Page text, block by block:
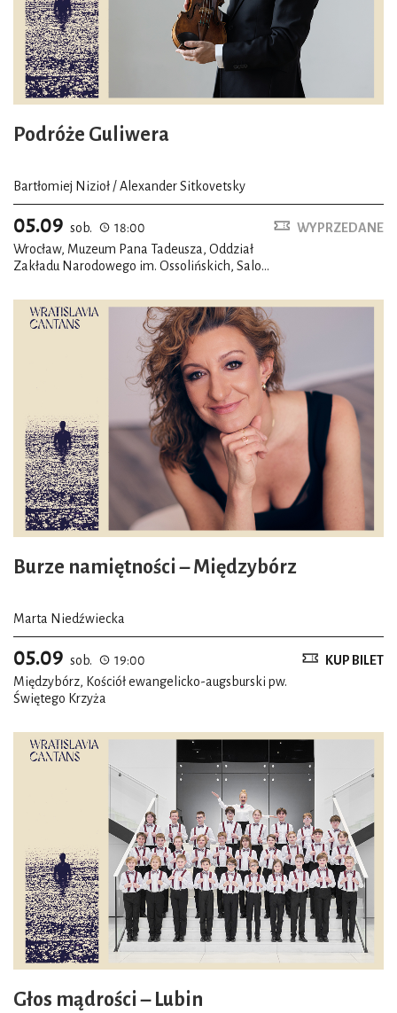
Podróże Guliwera
Bartłomiej Nizioł / Alexander Sitkovetsky
05.09 sob.
18:00
Wrocław, Muzeum Pana Tadeusza, Oddział
Zakładu Narodowego im. Ossolińskich, Salon
WYPRZEDANE
Burze namiętności – Międzybórz
Marta Niedźwiecka
05.09 sob.
19:00
Międzybórz, Kościół ewangelicko-augsburski pw.
Świętego Krzyża
KUP BILET
Głos mądrości – Lubin